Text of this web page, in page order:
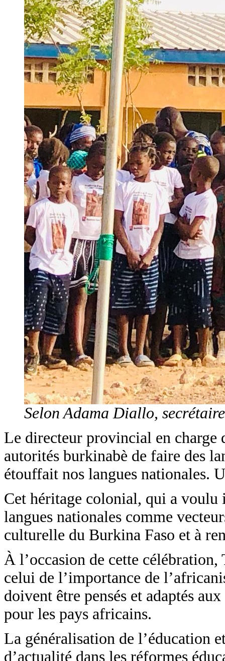
Selon Adama Diallo,
Le directeur provincial en charge
autorités burkinabè de faire des
étouffait nos langues nationales.
Cet héritage colonial, qui a voulu
langues nationales comme
culturelle du Burkina Faso et à
À l’occasion de cette
celui de l’importance de
doivent être pensés et adaptés
pour les pays africains.
La généralisation de l’éducation
d’actualité dans les réformes